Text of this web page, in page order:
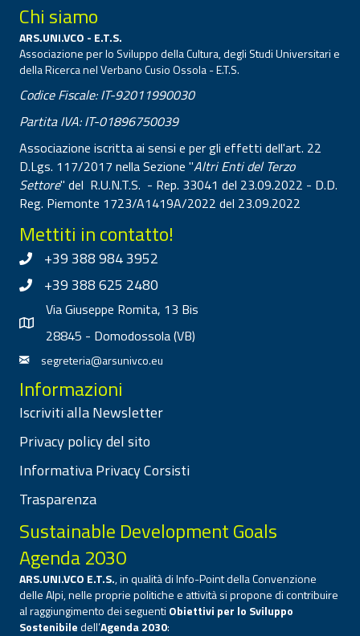
Chi siamo
ARS.UNI.VCO - E.T.S.
Associazione per lo Sviluppo della Cultura, degli Studi Universitari e
della Ricerca nel Verbano Cusio Ossola - E.T.S.
Codice Fiscale: IT-92011990030
Partita IVA: IT-01896750039
Associazione iscritta ai sensi e per gli effetti dell'art. 22
D.Lgs. 117/2017 nella Sezione "Altri Enti del Terzo
Settore" del R.U.N.T.S. - Rep. 33041 del 23.09.2022 - D.D.
Reg. Piemonte 1723/A1419A/2022 del 23.09.2022
Mettiti in contatto!
+39 388 984 3952
+39 388 625 2480
Via Giuseppe Romita, 13 Bis
28845 - Domodossola (VB)
segreteria@arsunivco.eu
Informazioni
Iscriviti alla Newsletter
Privacy policy del sito
Informativa Privacy Corsisti
Trasparenza
Sustainable Development Goals
Agenda 2030
ARS.UNI.VCO E.T.S., in qualità di Info-Point della Convenzione
delle Alpi, nelle proprie politiche e attività si propone di contribuire
al raggiungimento dei seguenti Obiettivi per lo Sviluppo
Sostenibiledell’Agenda 2030: